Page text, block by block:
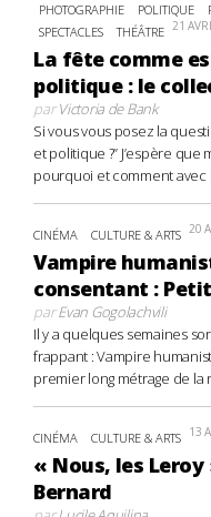
PHOTOGRAPHIE
POLITIQUE
SPECTACLES
THÉÂTRE 21
La fête comme
politique : le
parVictoria de Bank
Si vous vous posez la
et politique ?” J’espère
pourquoi et comment avec
CINÉMA CULTURE & ARTS 20
Vampire
consentant :
parEvan Gogolachvili
Il y a quelques semaines
frappant : Vampire
premier long métrage de la
CINÉMA CULTURE & ARTS 13
« Nous, les
Bernard